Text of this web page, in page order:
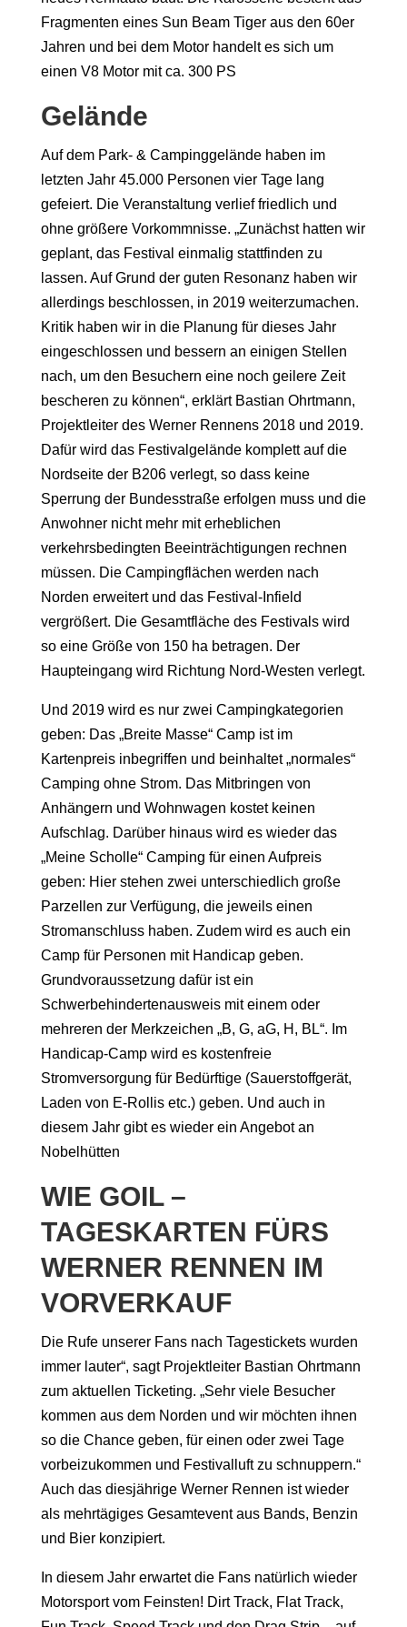
Fragmenten eines Sun Beam Tiger aus den 60er
Jahren und bei dem Motor handelt es sich um
einen V8 Motor mit ca. 300 PS
Gelände
Auf dem Park- & Campinggelände haben im
letzten Jahr 45.000 Personen vier Tage lang
gefeiert. Die Veranstaltung verlief friedlich und
ohne größere Vorkommnisse. „Zunächst hatten wir
geplant, das Festival einmalig stattfinden zu
lassen. Auf Grund der guten Resonanz haben wir
allerdings beschlossen, in 2019 weiterzumachen.
Kritik haben wir in die Planung für dieses Jahr
eingeschlossen und bessern an einigen Stellen
nach, um den Besuchern eine noch geilere Zeit
bescheren zu können“, erklärt Bastian Ohrtmann,
Projektleiter des Werner Rennens 2018 und 2019.
Dafür wird das Festivalgelände komplett auf die
Nordseite der B206 verlegt, so dass keine
Sperrung der Bundesstraße erfolgen muss und die
Anwohner nicht mehr mit erheblichen
verkehrsbedingten Beeinträchtigungen rechnen
müssen. Die Campingflächen werden nach
Norden erweitert und das Festival-Infield
vergrößert. Die Gesamtfläche des Festivals wird
so eine Größe von 150 ha betragen. Der
Haupteingang wird Richtung Nord-Westen verlegt.
Und 2019 wird es nur zwei Campingkategorien
geben: Das „Breite Masse“ Camp ist im
Kartenpreis inbegriffen und beinhaltet „normales“
Camping ohne Strom. Das Mitbringen von
Anhängern und Wohnwagen kostet keinen
Aufschlag. Darüber hinaus wird es wieder das
„Meine Scholle“ Camping für einen Aufpreis
geben: Hier stehen zwei unterschiedlich große
Parzellen zur Verfügung, die jeweils einen
Stromanschluss haben. Zudem wird es auch ein
Camp für Personen mit Handicap geben.
Grundvoraussetzung dafür ist ein
Schwerbehindertenausweis mit einem oder
mehreren der Merkzeichen „B, G, aG, H, BL“. Im
Handicap-Camp wird es kostenfreie
Stromversorgung für Bedürftige (Sauerstoffgerät,
Laden von E-Rollis etc.) geben. Und auch in
diesem Jahr gibt es wieder ein Angebot an
Nobelhütten
WIE GOIL –
TAGESKARTEN FÜRS
WERNER RENNEN IM
VORVERKAUF
Die Rufe unserer Fans nach Tagestickets wurden
immer lauter“, sagt Projektleiter Bastian Ohrtmann
zum aktuellen Ticketing. „Sehr viele Besucher
kommen aus dem Norden und wir möchten ihnen
so die Chance geben, für einen oder zwei Tage
vorbeizukommen und Festivalluft zu schnuppern.“
Auch das diesjährige Werner Rennen ist wieder
als mehrtägiges Gesamtevent aus Bands, Benzin
und Bier konzipiert.
In diesem Jahr erwartet die Fans natürlich wieder
Motorsport vom Feinsten! Dirt Track, Flat Track,